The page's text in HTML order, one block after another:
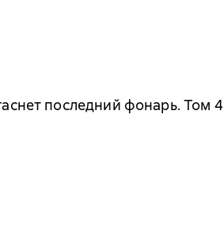
последний фонарь. Том 4